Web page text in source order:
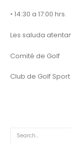
• 14:30 a 17:00 hrs.
Les saluda
Comité de Golf
Club de Golf